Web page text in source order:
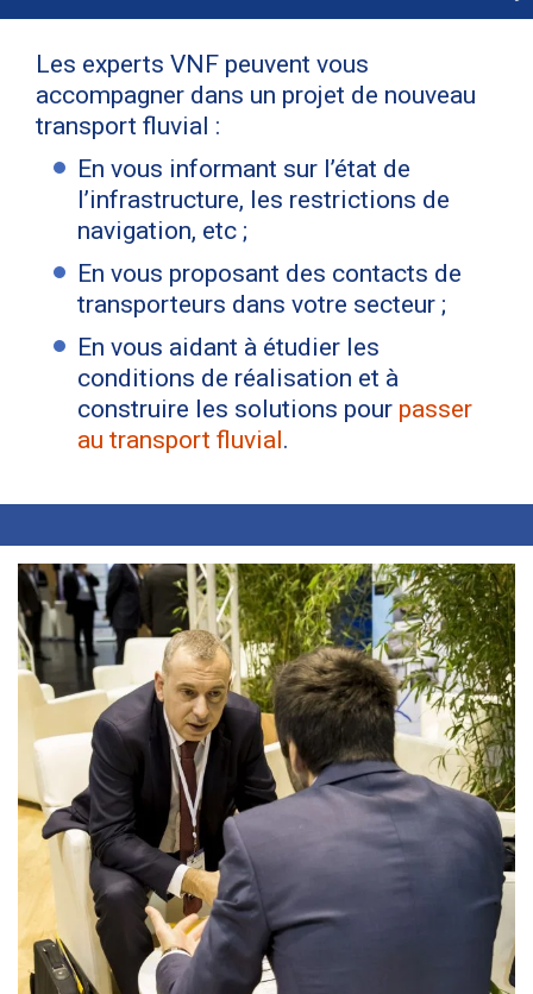
Les experts VNF peuvent vous
accompagner dans un projet de nouveau
transport fluvial :
En vous informant sur l’état de
l’infrastructure, les restrictions de
navigation, etc ;
En vous proposant des contacts de
transporteurs dans votre secteur ;
En vous aidant à étudier les
conditions de réalisation et à
construire les solutions pour passer
au transport fluvial.